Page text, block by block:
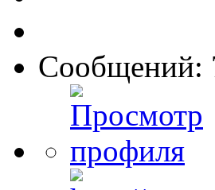
Сообщений: